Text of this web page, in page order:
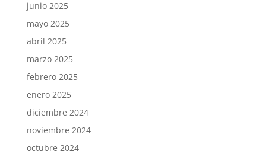
junio 2025
mayo 2025
abril 2025
marzo 2025
febrero 2025
enero 2025
diciembre 2024
noviembre 2024
octubre 2024